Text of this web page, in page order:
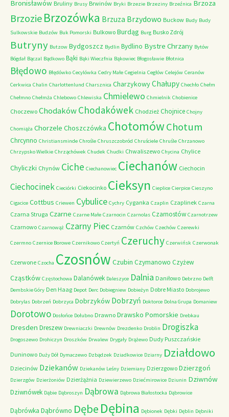
Bronisławów Bruliny Brusy Brwinów Bryki Brzezie Brzeziny Brzeźnica Brzoza
Brzozie Brzozówka Brzuza Brzydowo Buckow Budy Budy
Sulkowskie Budzów Buk Pomorski Bulkowo Burdąg Burg Busko Zdrój
Butryny Butzow Bydgoszcz Bydlin Bydlino Bystre Chrzany Bytów
Bógdał Bączal Bądkowo Bąki Bąki Wieczfnia Bąkowiec Błogosławie Błotnica
Błędowo Błędówko Cecylówka Cedry Małe Cegielnia Cegłów Celejów Ceranów
Cerkwica Chalin Charlottenlund Charsznica CharzykowyChałupy Chechło Chełm
Chełmno Chełmża Chlebowo Chlewiska Chmielewo Chmielnik Chobienice
Choczewo ChodakówChodakówek Chodzież Chojnice Chojny
Chomiąża Chorzele Choszczówka ChotomówChotum
Chrcynno Christiansminde Chrośle Chruszczobród Chruściele Chruśle Chrzanowo
Chrzypsko Wielkie Chrząchówek Chudek Chudki Chwaliszewo Chycina Chylice
Chyliczki Chynów Ciche Ciechanowiec Ciechanów Ciechocin
Ciechocinek Cieciórki Ciekocinko Cieksyn Cieplice Cierpice Cieszyno
Cigacice Cottbus Criewen Cybulice Cychry Cyganka Czaplin Czaplinek Czarna
Czarna Struga Czarne Czarne Małe Czarnocin Czarnolas Czarnostów Czarnotrzew
Czarnowo Czarnowąż Czarny Piec Czarnów Czchów Czechów Czerewki
Czermno Czernice Borowe Czernikowo Czertyń Czeruchy Czerwińsk Czerwonak
Czerwone Czocha Czosnów Czubin Czymanowo Czyżew
Cząstków Częstochowa Dalanówek Daleszyce Dalnia Daniłowo Debrzno Delft
Dembskie Góry Den Haag Depot Derc Dobiegniew Dobieżyn Dobre Miasto Dobrojewo
Dobrylas Dobrzeń Dobrzyca Dobrzyków Dobrzyń Doktorce Dolna Grupa Domaniew
Dorotowo Dosłońce Dołubno Drawno Drawsko Pomorskie Drebkau
Dresden Dreszew Drewniaczki Drewnów Drezdenko Droblin Drogiszka
Drogoszewo Drohiczyn Droszków Drwalew Drygały Drążewo Dudy Puszczańskie
Duninowo Duży Dół Dymaczewo Dzbądzek Dziadkowice Dziarny Działdowo
Dziecinów Dziekanów Dziekanów Leśny Dziemiany Dzierzgowo Dzierzgoń
Dzierzgów Dzierżoniów Dzierżążnia Dziewierzewo Dziećmirowice Dziunin Dziwnów
Dziwnówek Dąbie Dąbroszyn Dąbrowa Dąbrowa Białostocka Dąbrowice
Dąbrówka Dąbrówno Dębe Dębina Dębionek Dębki Dęblin Dębniki